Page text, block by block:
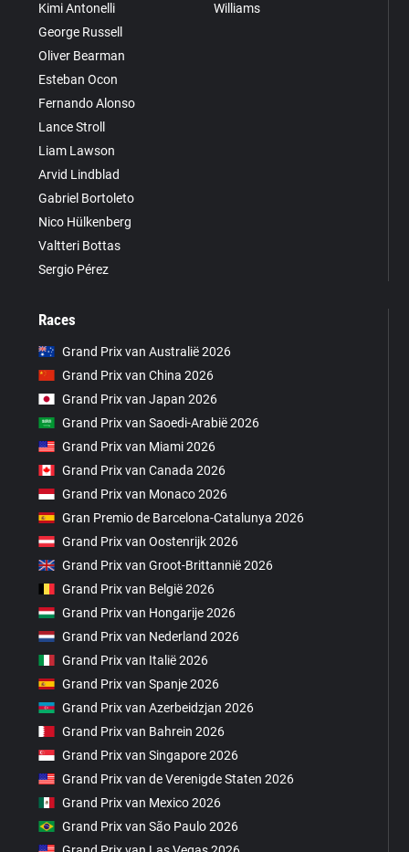
Kimi Antonelli
George Russell
Oliver Bearman
Esteban Ocon
Fernando Alonso
Lance Stroll
Liam Lawson
Arvid Lindblad
Gabriel Bortoleto
Nico Hülkenberg
Valtteri Bottas
Sergio Pérez
Williams
Races
Grand Prix van Australië 2026
Grand Prix van China 2026
Grand Prix van Japan 2026
Grand Prix van Saoedi-Arabië 2026
Grand Prix van Miami 2026
Grand Prix van Canada 2026
Grand Prix van Monaco 2026
Gran Premio de Barcelona-Catalunya 2026
Grand Prix van Oostenrijk 2026
Grand Prix van Groot-Brittannië 2026
Grand Prix van België 2026
Grand Prix van Hongarije 2026
Grand Prix van Nederland 2026
Grand Prix van Italië 2026
Grand Prix van Spanje 2026
Grand Prix van Azerbeidzjan 2026
Grand Prix van Bahrein 2026
Grand Prix van Singapore 2026
Grand Prix van de Verenigde Staten 2026
Grand Prix van Mexico 2026
Grand Prix van São Paulo 2026